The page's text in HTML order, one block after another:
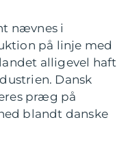
nævnes i
på linje med
alligevel haft
Dansk
præg på
blandt danske